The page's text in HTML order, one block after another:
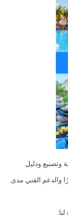
وتصنيع ودليل
التشغيل والصيانة والضمان لمدة 12 شهرًا والدعم الفني مدى